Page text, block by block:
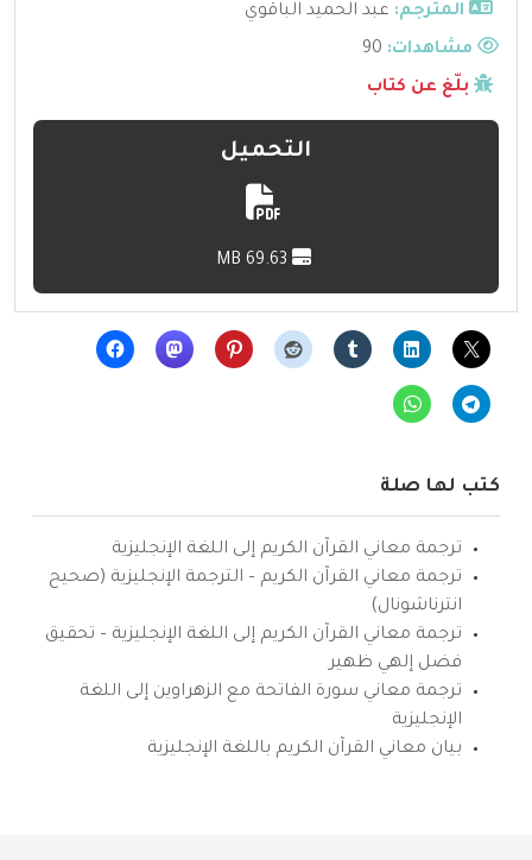
المترجم: عبد الحميد الباقوي
مشاهدات:
بلّغ عن كتاب
التحميل
كتب لها صلة
ترجمة معاني القرآن الكريم إلى اللغة الإنجليزية
ترجمة معاني القرآن الكريم – الترجمة الإنجليزية (صحيح
انترناشونال)
ترجمة معاني القرآن الكريم إلى اللغة الإنجليزية – تحقيق
فضل إلهي ظهير
ترجمة معاني سورة الفاتحة مع الزهراوين إلى اللغة
الإنجليزية
بيان معاني القرآن الكريم باللغة الإنجليزية